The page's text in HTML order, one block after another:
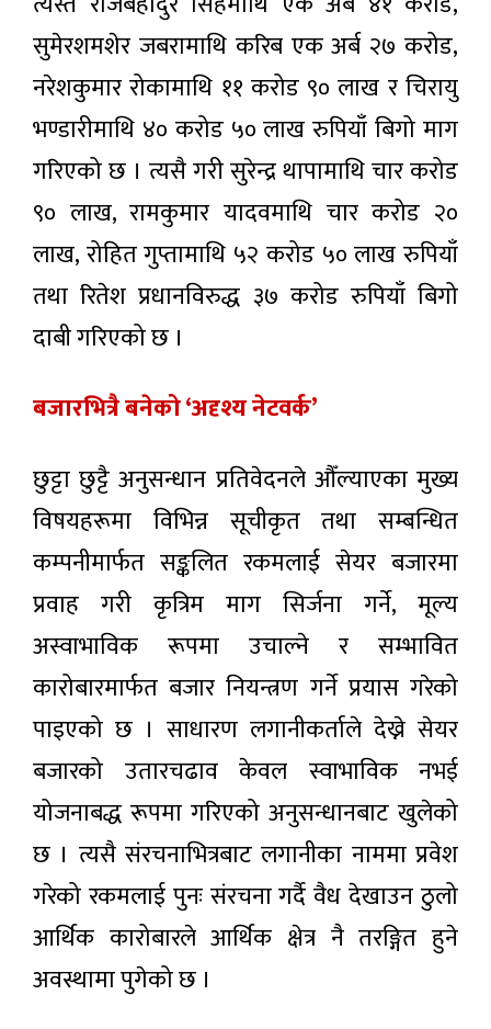
सुमेरशमशेर जबरामाथि करिब एक अर्ब २७ करोड,
नरेशकुमार रोकामाथि ११ करोड ९० लाख र चिरायु
भण्डारीमाथि ४० करोड ५० लाख रुपियाँ बिगो माग
गरिएको छ । त्यसै गरी सुरेन्द्र थापामाथि चार करोड
९० लाख, रामकुमार यादवमाथि चार करोड २०
लाख, रोहित गुप्तामाथि ५२ करोड ५० लाख रुपियाँ
तथा रितेश प्रधानविरुद्ध ३७ करोड रुपियाँ बिगो
दाबी गरिएको छ ।
बजारभित्रै बनेको ‘अदृश्य नेटवर्क’
छुट्टा छुट्टै अनुसन्धान प्रतिवेदनले औँल्याएका मुख्य
विषयहरूमा विभिन्न सूचीकृत तथा सम्बन्धित
कम्पनीमार्फत सङ्कलित रकमलाई सेयर बजारमा
प्रवाह गरी कृत्रिम माग सिर्जना गर्ने, मूल्य
अस्वाभाविक रूपमा उचाल्ने र सम्भावित
कारोबारमार्फत बजार नियन्त्रण गर्ने प्रयास गरेको
पाइएको छ । साधारण लगानीकर्ताले देख्ने सेयर
बजारको उतारचढाव केवल स्वाभाविक नभई
योजनाबद्ध रूपमा गरिएको अनुसन्धानबाट खुलेको
छ । त्यसै संरचनाभित्रबाट लगानीका नाममा प्रवेश
गरेको रकमलाई पुनः संरचना गर्दै वैध देखाउन ठुलो
आर्थिक कारोबारले आर्थिक क्षेत्र नै तरङ्गित हुने
अवस्थामा पुगेको छ ।